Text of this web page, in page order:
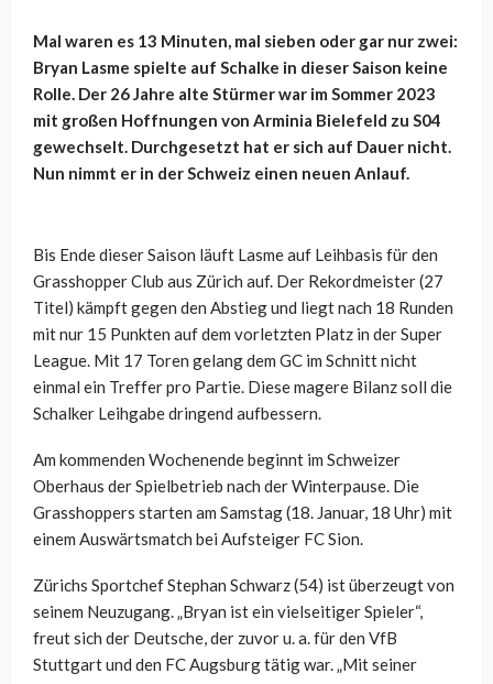
Mal waren es 13 Minuten, mal sieben oder gar nur zwei:
Bryan Lasme spielte auf Schalke in dieser Saison keine
Rolle. Der 26 Jahre alte Stürmer war im Sommer 2023
mit großen Hoffnungen von Arminia Bielefeld zu S04
gewechselt. Durchgesetzt hat er sich auf Dauer nicht.
Nun nimmt er in der Schweiz einen neuen Anlauf.
Bis Ende dieser Saison läuft Lasme auf Leihbasis für den
Grasshopper Club aus Zürich auf. Der Rekordmeister (27
Titel) kämpft gegen den Abstieg und liegt nach 18 Runden
mit nur 15 Punkten auf dem vorletzten Platz in der Super
League. Mit 17 Toren gelang dem GC im Schnitt nicht
einmal ein Treffer pro Partie. Diese magere Bilanz soll die
Schalker Leihgabe dringend aufbessern.
Am kommenden Wochenende beginnt im Schweizer
Oberhaus der Spielbetrieb nach der Winterpause. Die
Grasshoppers starten am Samstag (18. Januar, 18 Uhr) mit
einem Auswärtsmatch bei Aufsteiger FC Sion.
Zürichs Sportchef Stephan Schwarz (54) ist überzeugt von
seinem Neuzugang. „Bryan ist ein vielseitiger Spieler“,
freut sich der Deutsche, der zuvor u. a. für den VfB
Stuttgart und den FC Augsburg tätig war. „Mit seiner